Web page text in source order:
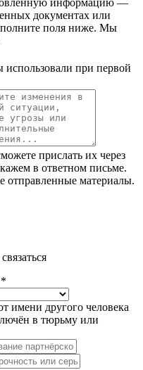
информацию —
документах или
поля ниже. Мы
при первой
прислать их через
в ответном письме.
отправленные материалы.
*
имени другого человека
в тюрьму или